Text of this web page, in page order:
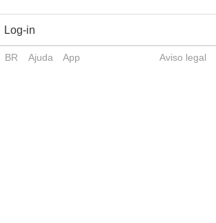
Log-in
BR Ajuda App Aviso legal